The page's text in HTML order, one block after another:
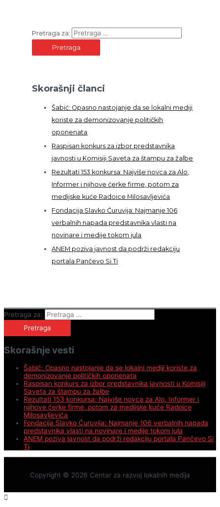
Pretraga za:
Skorašnji članci
Šabić: Opasno nastojanje da se lokalni mediji
koriste za demonizovanje političkih
oponenata
Raspisan konkurs za izbor predstavnika
javnosti u Komisiji Saveta za štampu za žalbe
Rezultati 153 konkursa: Najviše novca za Alo,
Informer i njihove ćerke firme, potom za
medijske kuće Radoice Milosavljevića
Fondacija Slavko Ćuruvija: Najmanje 106
verbalnih napada predstavnika vlasti na
novinare i medije tokom jula
ANEM poziva javnost da podrži redakciju
portala Pančevo Si Ti
Pretraga za:
Skorašnje vesti
Šabić: Opasno nastojanje da se lokalni mediji koriste za
demonizovanje političkih oponenata
Raspisan konkurs za izbor predstavnika javnosti u Komisiji
Saveta za štampu za žalbe
Rezultati 153 konkursa: Najviše novca za Alo, Informer i
njihove ćerke firme, potom za medijske kuće Radoice
Milosavljevića
Fondacija Slavko Ćuruvija: Najmanje 106 verbalnih napada
predstavnika vlasti na novinare i medije tokom jula
ANEM poziva javnost da podrži redakciju portala Pančevo Si
Ti
Copyright © 2026 Centar za razvoj lokalnih medija